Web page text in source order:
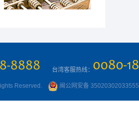
台湾客服热线：
Reserved. 闽公网安备